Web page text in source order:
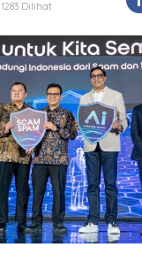
1283 Dilihat